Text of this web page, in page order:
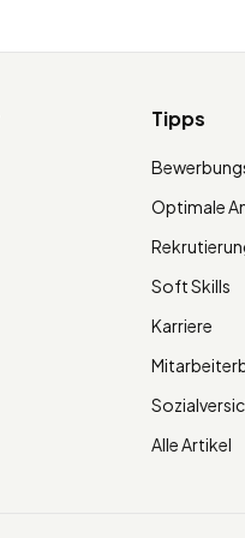
Tipps
Optimale
Soft Skills
Karriere
Alle Artikel